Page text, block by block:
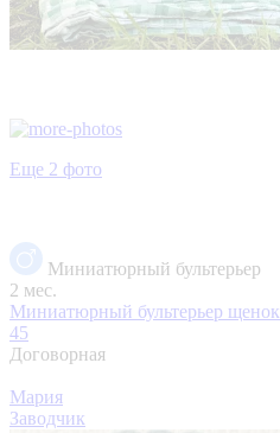
Еще 2 фото
Миниатюрный бультерьер
2 мес.
Миниатюрный бультерьер щенок
45
Договорная
Мария
Заводчик